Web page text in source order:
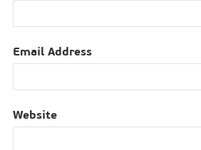
Email Address
Website